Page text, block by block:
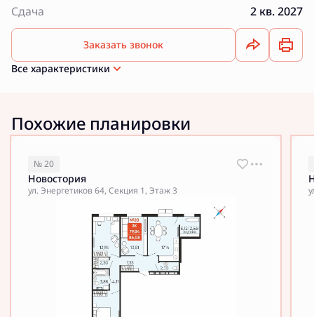
Сдача 2 кв. 2027
Заказать звонок
Все характеристики
Похожие планировки
№ 20
Новостория
ул. Энергетиков 64, Секция 1, Этаж 3